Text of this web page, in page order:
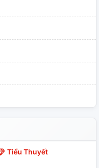
Tiểu Thuyết